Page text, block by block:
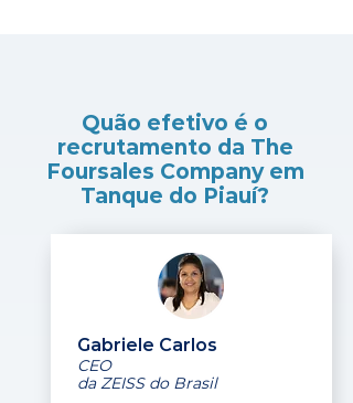
Quão efetivo é o
recrutamento da The
Foursales Company em
Tanque do Piauí?
Gabriele Carlos
CEO
da ZEISS do Brasil